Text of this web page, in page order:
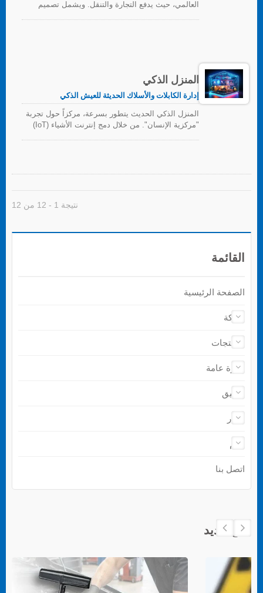
العالمي، حيث يدفع التجارة والتنقل. ويشمل تصميم
المنزل الذكي
إدارة الكابلات والأسلاك الحديثة للعيش الذكي
المنزل الذكي الحديث يتطور بسرعة، مركزاً حول تجربة
"مركزية الإنسان". من خلال دمج إنترنت الأشياء (IoT)
نتيجة 1 - 12 من 12
القائمة
الصفحة الرئيسية
شركة
المنتجات
نظرة عامة
تطبيق
أخبار
دعم
اتصل بنا
منتج جديد